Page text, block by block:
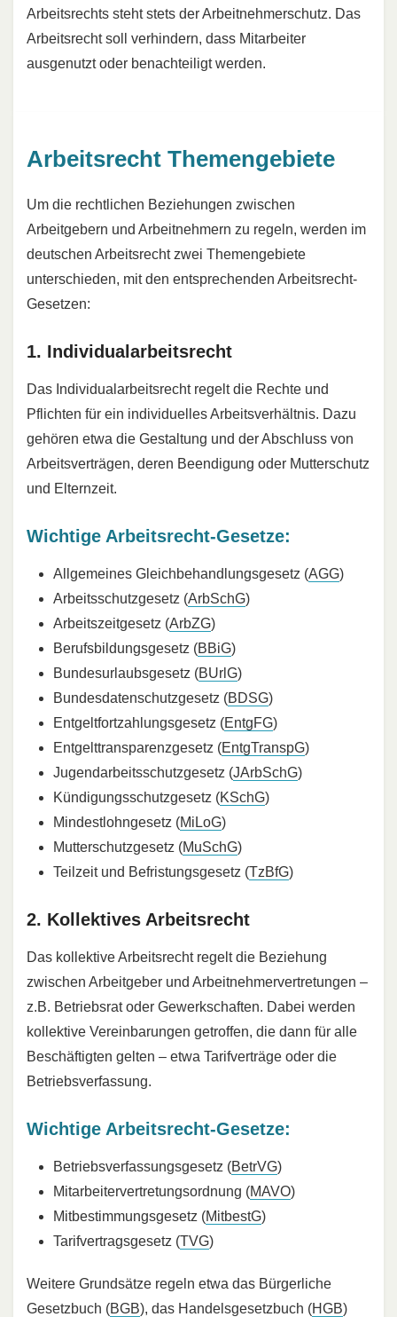
Arbeitsrechts steht stets der Arbeitnehmerschutz. Das
Arbeitsrecht soll verhindern, dass Mitarbeiter
ausgenutzt oder benachteiligt werden.
Arbeitsrecht Themengebiete
Um die rechtlichen Beziehungen zwischen
Arbeitgebern und Arbeitnehmern zu regeln, werden im
deutschen Arbeitsrecht zwei Themengebiete
unterschieden, mit den entsprechenden Arbeitsrecht-
Gesetzen:
1. Individualarbeitsrecht
Das Individualarbeitsrecht regelt die Rechte und
Pflichten für ein individuelles Arbeitsverhältnis. Dazu
gehören etwa die Gestaltung und der Abschluss von
Arbeitsverträgen, deren Beendigung oder Mutterschutz
und Elternzeit.
Wichtige Arbeitsrecht-Gesetze:
Allgemeines Gleichbehandlungsgesetz (AGG)
Arbeitsschutzgesetz (ArbSchG)
Arbeitszeitgesetz (ArbZG)
Berufsbildungsgesetz (BBiG)
Bundesurlaubsgesetz (BUrlG)
Bundesdatenschutzgesetz (BDSG)
Entgeltfortzahlungsgesetz (EntgFG)
Entgelttransparenzgesetz (EntgTranspG)
Jugendarbeitsschutzgesetz (JArbSchG)
Kündigungsschutzgesetz (KSchG)
Mindestlohngesetz (MiLoG)
Mutterschutzgesetz (MuSchG)
Teilzeit und Befristungsgesetz (TzBfG)
2. Kollektives Arbeitsrecht
Das kollektive Arbeitsrecht regelt die Beziehung
zwischen Arbeitgeber und Arbeitnehmervertretungen –
z.B. Betriebsrat oder Gewerkschaften. Dabei werden
kollektive Vereinbarungen getroffen, die dann für alle
Beschäftigten gelten – etwa Tarifverträge oder die
Betriebsverfassung.
Wichtige Arbeitsrecht-Gesetze:
Betriebsverfassungsgesetz (BetrVG)
Mitarbeitervertretungsordnung (MAVO)
Mitbestimmungsgesetz (MitbestG)
Tarifvertragsgesetz (TVG)
Weitere Grundsätze regeln etwa das Bürgerliche
Gesetzbuch (BGB), das Handelsgesetzbuch (HGB)